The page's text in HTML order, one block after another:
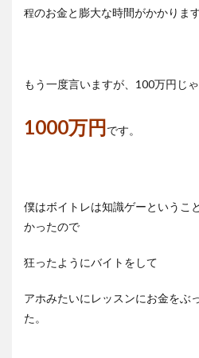
程のお金と膨大な時間がかかります
もう一度言いますが、100万円じゃ
1000万円です。
僕はボイトレは知識ゲーというこ
かったので
狂ったようにバイトをして
アホみたいにレッスンにお金をぶ
た。